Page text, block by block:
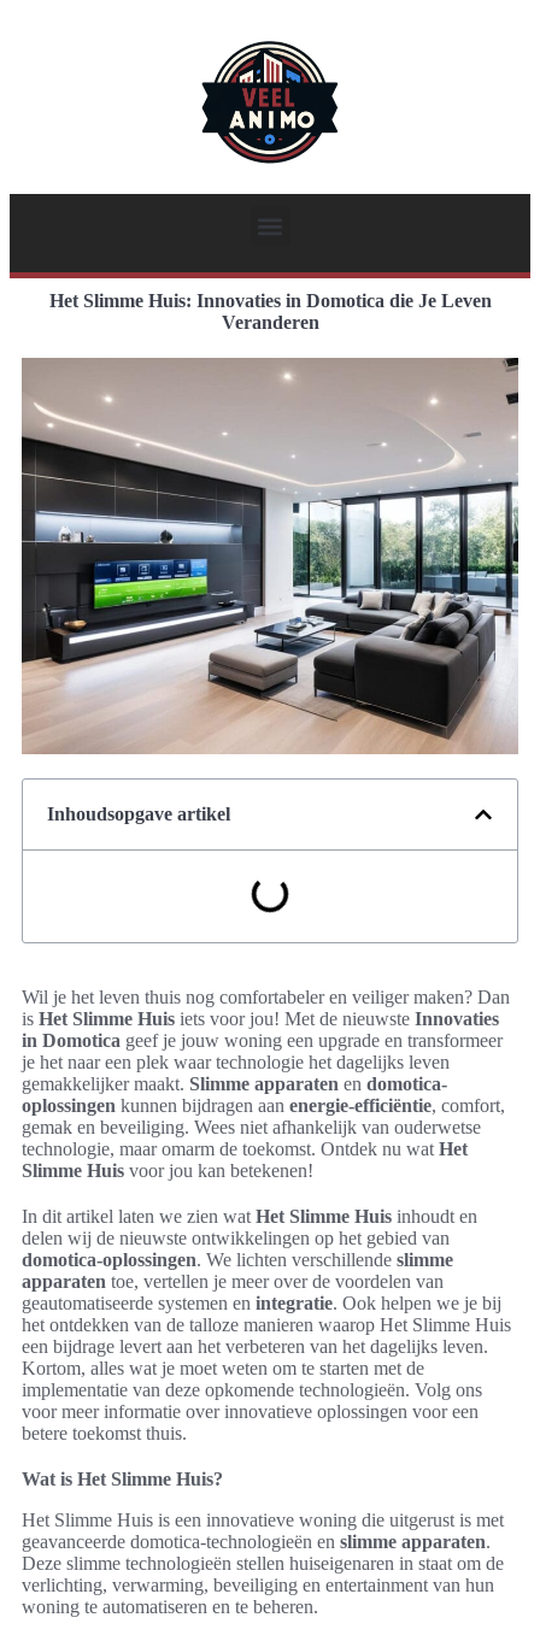
Het Slimme Huis: Innovaties in Domotica die Je Leven
Veranderen
Inhoudsopgave artikel
Wil je het leven thuis nog comfortabeler en veiliger maken? Dan
is Het Slimme Huis iets voor jou! Met de nieuwste Innovaties
in Domotica geef je jouw woning een upgrade en transformeer
je het naar een plek waar technologie het dagelijks leven
gemakkelijker maakt. Slimme apparaten en domotica-
oplossingen kunnen bijdragen aan energie-efficiëntie, comfort,
gemak en beveiliging. Wees niet afhankelijk van ouderwetse
technologie, maar omarm de toekomst. Ontdek nu wat Het
Slimme Huis voor jou kan betekenen!
In dit artikel laten we zien wat Het Slimme Huis inhoudt en
delen wij de nieuwste ontwikkelingen op het gebied van
domotica-oplossingen. We lichten verschillende slimme
apparaten toe, vertellen je meer over de voordelen van
geautomatiseerde systemen en integratie. Ook helpen we je bij
het ontdekken van de talloze manieren waarop Het Slimme Huis
een bijdrage levert aan het verbeteren van het dagelijks leven.
Kortom, alles wat je moet weten om te starten met de
implementatie van deze opkomende technologieën. Volg ons
voor meer informatie over innovatieve oplossingen voor een
betere toekomst thuis.
Wat is Het Slimme Huis?
Het Slimme Huis is een innovatieve woning die uitgerust is met
geavanceerde domotica-technologieën en slimme apparaten.
Deze slimme technologieën stellen huiseigenaren in staat om de
verlichting, verwarming, beveiliging en entertainment van hun
woning te automatiseren en te beheren.